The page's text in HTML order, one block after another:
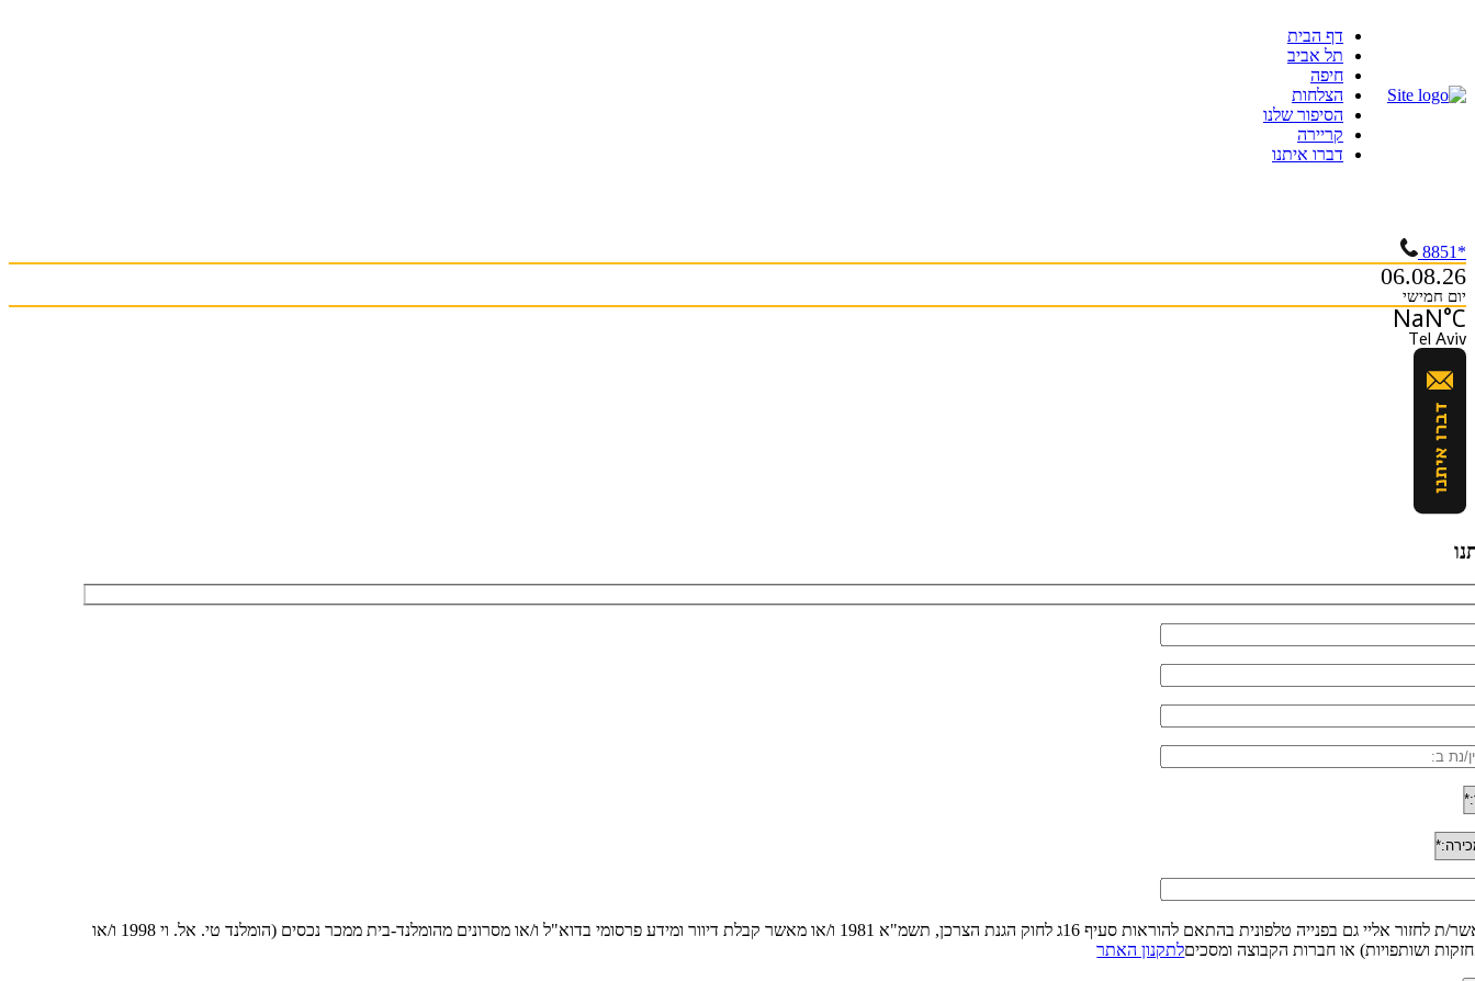
דף הבית
תל אביב
חיפה
הצלחות
הסיפור שלנו
קריירה
דברו איתנו
*8851
06.08.26
יום חמישי
NaN°C
Tel Aviv
אני מאשר/ת לחזור אליי גם בפנייה טלפונית בהתאם להוראות סעיף 16ג לחוק הגנת הצרכן, תשמ"א 1981 ו/או מאשר קבלת דיוור ומידע פרסומי בדוא"ל ו/או מסרונים מהומלנד-בית ממכר נכסים (הומלנד טי. אל. וי 1998 ו/או
ושותפויות) או חברות הקבוצה ומסכיםלתקנון האתר